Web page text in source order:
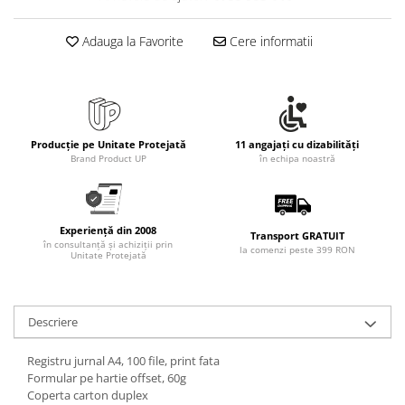
Carioci si creioane colorate
Rezerve instrumente scris
Tavite documente si suporturi
Foarfece pentru birou
Curatenie si igiena
Produse Antibacteriene
Articole pentru bucatarie
Maturi, mopuri si galeti
Hartie igienica, prosoape hartie si
dispensere
Adauga la Favorite Cere informatii
Producție pe Unitate Protejată
Brand Product UP
11 angajați cu dizabilități
în echipa noastră
Experiență din 2008
în consultanță și achiziții prin
Unitate Protejată
Transport GRATUIT
la comenzi peste 399 RON
Descriere
Registru jurnal A4, 100 file, print fata
Formular pe hartie offset, 60g
Coperta carton duplex